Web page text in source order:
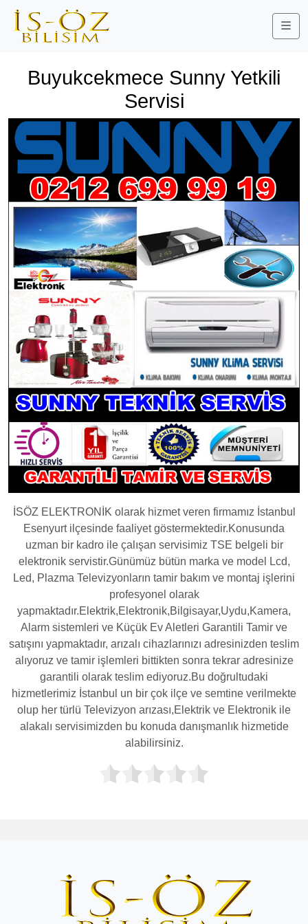
Buyukcekmece Sunny Yetkili
Servisi
İSÖZ ELEKTRONİK olarak hizmet veren firmamız İstanbul
Esenyurt ilçesinde faaliyet göstermektedir.Konusunda
uzman bir kadro ile çalışan servisimiz TSE belgeli bir
elektronik servistir.Günümüz bütün marka ve model Lcd,
Led, Plazma Televizyonların tamir bakım ve montaj işlerini
profesyonel olarak
yapmaktadır.Elektrik,Elektronik,Bilgisayar,Uydu,Kamera,
Alarm sistemleri ve Küçük Ev Aletleri Garantili Tamir ve
satışını yapmaktadır, arızalı cihazlarınızı adresinizden teslim
alıyoruz ve tamir işlemleri bittikten sonra tekrar adresinize
garantili olarak teslim ediyoruz.Bu doğrultudaki
hizmetlerimiz İstanbul un bir çok ilçe ve semtine verilmekte
olup her türlü Televizyon arızası,Elektrik ve Elektronik ile
alakalı servisimizden bu konuda danışmanlık hizmetide
alabilirsiniz.